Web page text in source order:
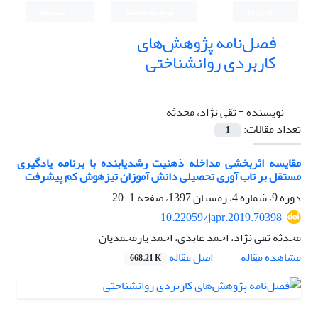
فصل‌نامه پژوهش‌های
کاربردی روانشناختی
نویسنده =تقی نژاد، محدثه
تعداد مقالات:
1
مقایسه اثربخشی مداخله ذهنیت رشدیابنده با برنامه یادگیری
مستقل بر تاب آوری تحصیلی دانش آموزان تیزهوش کم پیشرفت
دوره 9، شماره 4، زمستان 1397، صفحه
1-20
10.22059/japr.2019.70398
محدثه تقی نژاد، احمد عابدی، احمد یارمحمدیان
مشاهده مقاله
اصل مقاله 668.21 K